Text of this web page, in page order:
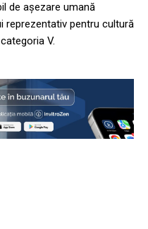
de așezare umană
reprezentativ pentru cultură
V.